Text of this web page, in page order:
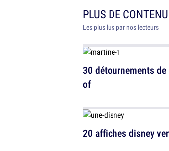
PLUS DE
Les plus lus par nos lecteurs
30 détournements
of
20 affiches disney